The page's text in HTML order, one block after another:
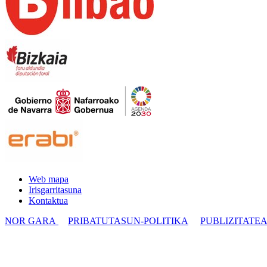
Web mapa
Irisgarritasuna
Kontaktua
NOR GARA
PRIBATUTASUN-POLITIKA PUBLIZITATEA